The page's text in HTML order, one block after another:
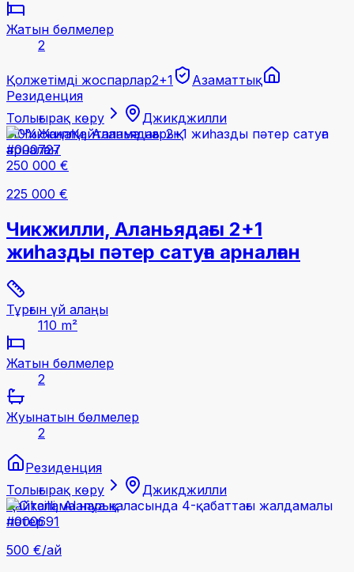
Жатын бөлмелер
2
Қолжетімді жоспарлар2+1
Азаматтық
Резиденция
Толығырақ көру
Джикджилли
-10%ЖаңаҚайталама нарық
#000727
250 000 €
225 000 €
Чикжилли, Аланьядағы 2+1
жиһазды пәтер сатуға арналған
Тұрғын үй алаңы
110 m²
Жатын бөлмелер
2
Жуынатын бөлмелер
2
Резиденция
Толығырақ көру
Джикджилли
Қайталама нарық
#000691
500 €/ай